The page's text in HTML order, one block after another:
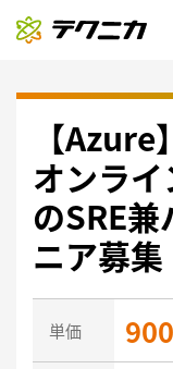
【
オンラ
のSRE
ニア募集
単価